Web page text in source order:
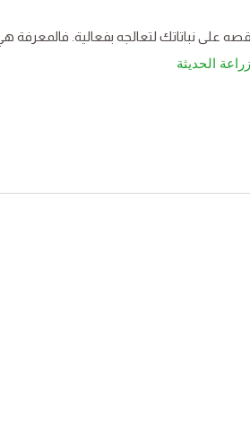
على نباتاتك لتعالجه بفعالية. فالمعرفة
الحديثة